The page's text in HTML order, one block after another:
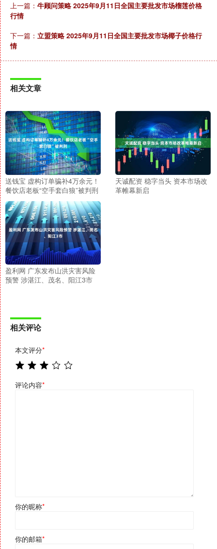
上一篇： 牛顾问策略 2025年9月11日全国主要批发市场榴莲价格
行情
下一篇： 立盟策略 2025年9月11日全国主要批发市场椰子价格行
情
相关文章
送钱宝 虚构订单骗补4万余元！
餐饮店老板“空手套白狼”被判刑
天诚配资 稳字当头 资本市场改
革帷幕新启
盈利网 广东发布山洪灾害风险
预警 涉湛江、茂名、阳江3市
相关评论
本文评分*
评论内容*
你的昵称*
你的邮箱*